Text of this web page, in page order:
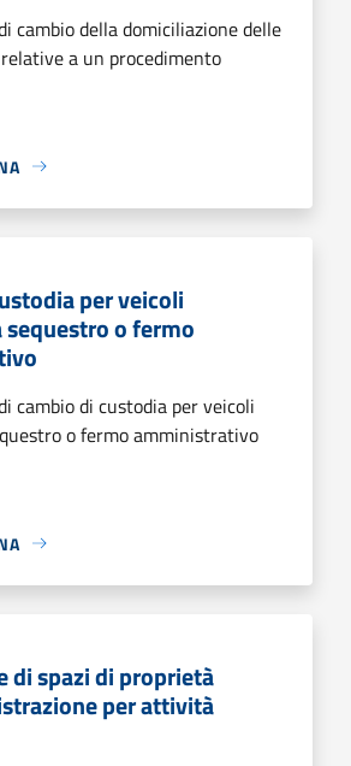
cambio della domiciliazione delle
a un procedimento
per veicoli
o fermo
cambio di custodia per veicoli
o fermo amministrativo
di spazi di proprietà
per attività